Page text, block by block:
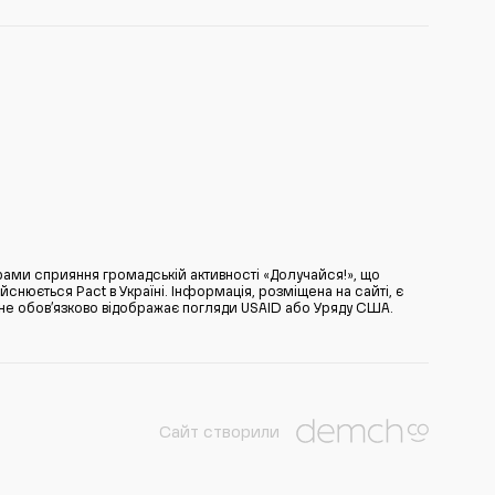
сприяння громадській активності «Долучайся!», що
Pact в Україні. Інформація, розміщена на сайті, є
обов’язково відображає погляди USAID або Уряду США.
Сайт створили